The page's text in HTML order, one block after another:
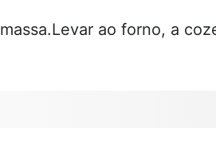
ao forno, a